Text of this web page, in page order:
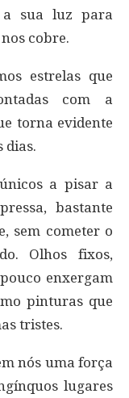
a sua luz para
cobre.
estrelas que
com a
torna evidente
dias.
a pisar a
bastante
sem cometer o
Olhos fixos,
enxergam
pinturas que
tristes.
nós uma força
lugares